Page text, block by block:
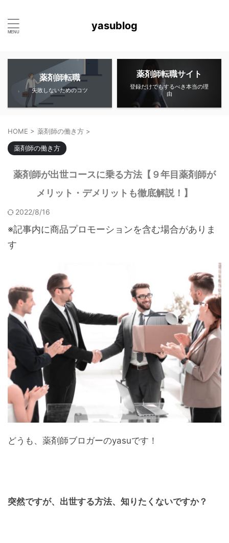
yasublog
薬剤師転職
失敗しないためのコツ
薬剤師転職サイト
登録だけでもするべき本当の理
由
HOME > 薬剤師の働き方 >
薬剤師の働き方
薬剤師が出世コースに乗る方法【９年目薬剤師が
メリット・デメリットも徹底解説！】
2022/8/16
※記事内に商品プロモーションを含む場合がありま
す
どうも、薬剤師ブロガーのyasuです！
突然ですが、出世する方法、知りたくないですか？